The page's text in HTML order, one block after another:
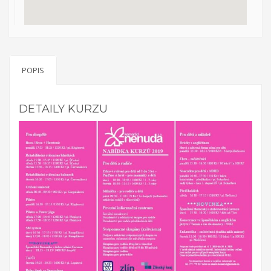
organizace. Organizace předá dobrovolníkům nové
činnost o další aktivity. Působením dobrovolníků v organizace
má za cíl pro komunitu rozšíření nabídky činností organizace,
seznámení s novou kulturou a komunikace s rodilými mluvčími.
V rámci programu budou v organizaci vždy působit 2 zahraniční
dobrovolníci. Základním předpokladem pro přijetí zahraničního
dobrovolníka je jeho velká motivace a jeho návrh na projekt
pro činnost v organizaci.Aktivity projektu jsou sloučené s
celkovou činností organizací. Dobrovolníci budou začleněni do
celého pracovního běhu organizace a budou pracovat v
miniškolce, v rámci odpoledních aktivit pro mládež a budou se
rovněž podílet na přípravě a nabídce svých vlastních aktivit.
POPIS
DETAILY KURZU